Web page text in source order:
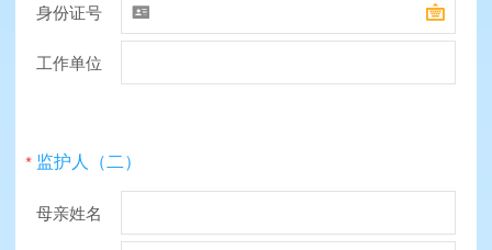
身份证号  
工作单位
* 监护人（二）
母亲姓名